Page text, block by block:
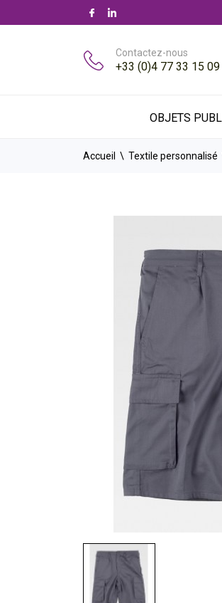
Contactez-nous
+33 (0)4 77 33 15 09
OBJETS
Accueil Textile personnalisé